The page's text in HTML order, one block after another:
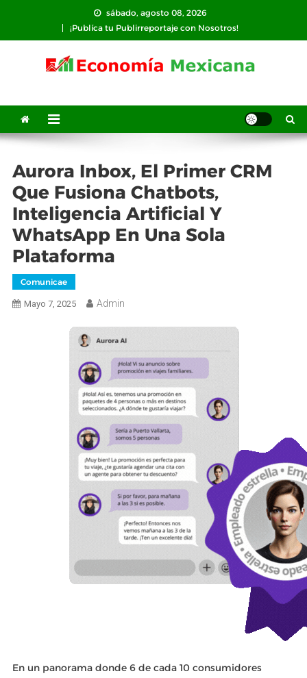
contenido
sábado, agosto 08, 2026
¡Publíca tu Publirreportaje con Nosotros!
Aurora Inbox, El Primer CRM
Que Fusiona Chatbots,
Inteligencia Artificial Y
WhatsApp En Una Sola
Plataforma
Comunicae
Mayo 7, 2025 Admin
En un panorama donde 6 de cada 10 consumidores